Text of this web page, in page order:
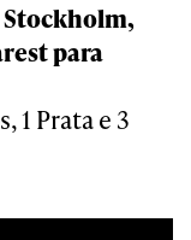
Stockholm,
para
1 Prata e 3